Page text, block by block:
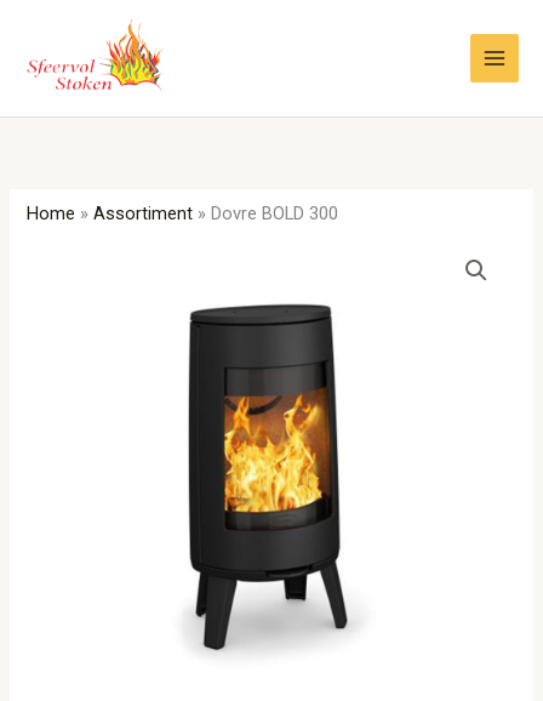
inhoud
Home »Assortiment » Dovre BOLD 300